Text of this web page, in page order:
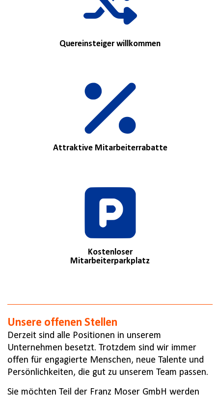
Quereinsteiger willkommen
Attraktive Mitarbeiterrabatte
Kostenloser
Mitarbeiterparkplatz
Unsere offenen Stellen
Derzeit sind alle Positionen in unserem
Unternehmen besetzt. Trotzdem sind wir immer
offen für engagierte Menschen, neue Talente und
Persönlichkeiten, die gut zu unserem Team passen.
Sie möchten Teil der Franz Moser GmbH werden